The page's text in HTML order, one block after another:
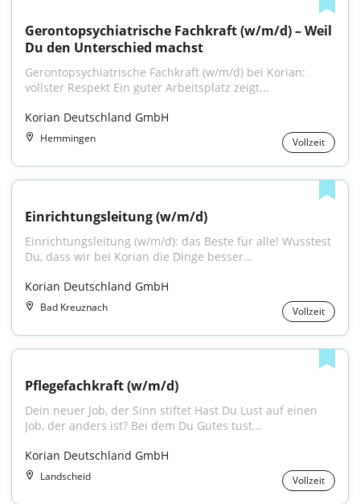
Gerontopsychiatrische Fachkraft (w/m/d) – Weil
Du den Unterschied machst
Gerontopsychiatrische Fachkraft (w/m/d) bei Korian:
vollster Respekt Ein guter Arbeitsplatz zeigt...
Korian Deutschland GmbH
Hemmingen Vollzeit
Einrichtungsleitung (w/m/d)
Einrichtungsleitung (w/m/d): das Beste für alle! Wusstest
Du, dass wir bei Korian die Dinge besser...
Korian Deutschland GmbH
Bad Kreuznach Vollzeit
Pflegefachkraft (w/m/d)
Dein neuer Job, der Sinn stiftet Hast Du Lust auf einen
Job, der anders ist? Bei dem Du Gutes tust...
Korian Deutschland GmbH
Landscheid Vollzeit